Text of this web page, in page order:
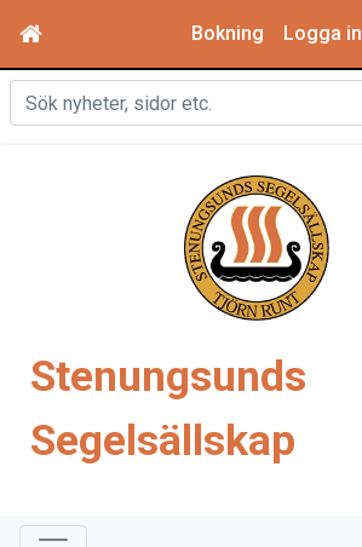
Bokning Logga in
Stenungsunds
Segelsällskap